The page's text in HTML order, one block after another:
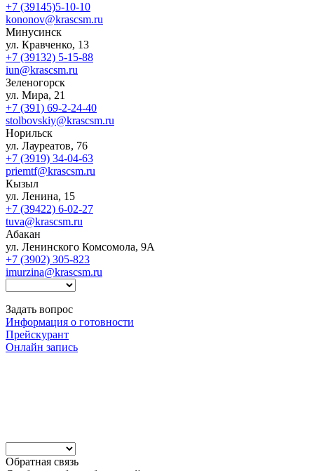
+7 (39145)5-10-10
kononov@krascsm.ru
Минусинск
ул. Кравченко, 13
+7 (39132) 5-15-88
iun@krascsm.ru
Зеленогорск
ул. Мира, 21
+7 (391) 69-2-24-40
stolbovskiy@krascsm.ru
Норильск
ул. Лауреатов, 76
+7 (3919) 34-04-63
priemtf@krascsm.ru
Кызыл
ул. Ленина, 15
+7 (39422) 6-02-27
tuva@krascsm.ru
Абакан
ул. Ленинского Комсомола, 9А
+7 (3902) 305-823
imurzina@krascsm.ru
Задать вопрос
Информация о готовности
Прейскурант
Онлайн запись
Обратная связь